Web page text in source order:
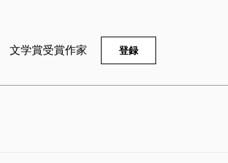
文学賞受賞作家 登録